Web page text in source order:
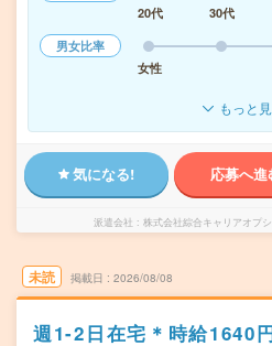
20代
30代
男女比率
女性
もっと
気になる! 応募へ進
派遣会社 株式会社綜合キャリアオプ
未読 掲載日 2026/08/08
週1-2日在宅＊時給1640